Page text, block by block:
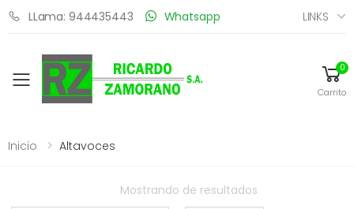
LLama: 944435443 Whatsapp LINKS
Toggle mobile menu
0
Carrito
Inicio Altavoces
Mostrando de resultados